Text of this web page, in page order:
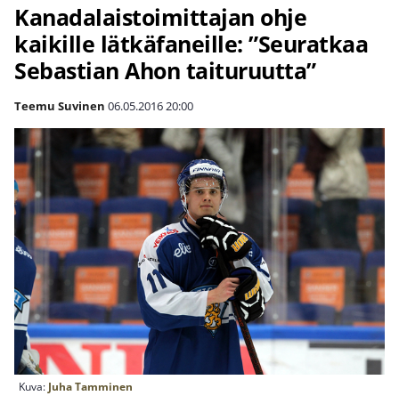
Kanadalaistoimittajan ohje
kaikille lätkäfaneille: ”Seuratkaa
Sebastian Ahon taituruutta”
Teemu Suvinen 06.05.201620:00
Kuva: Juha Tamminen